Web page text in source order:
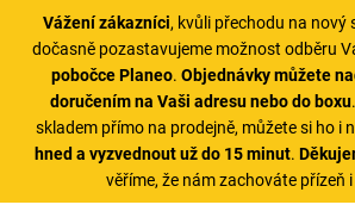
Vážení zákazníci, kvůli přechodu na nový
dočasně pozastavujeme možnost odběru
pobočce Planeo.Objednávky můžete
doručením na Vaši adresu nebo do boxu
skladem přímo na prodejně, můžete si ho i
hned a vyzvednout už do 15 minut.
věříme, že nám zachováte přízeň